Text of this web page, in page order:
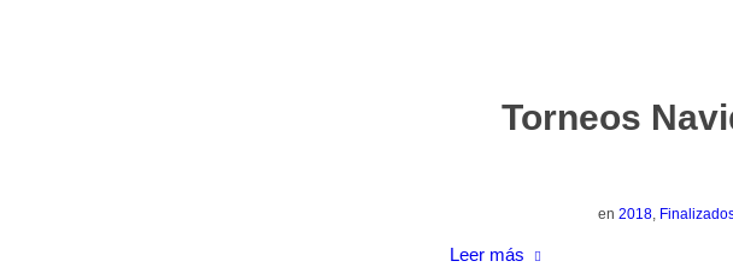
Torneos
en 2018,
Leer más